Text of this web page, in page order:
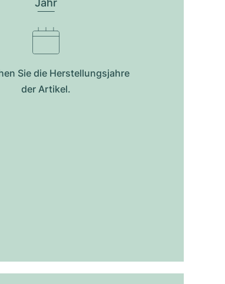
Jahr
Sie die Herstellungsjahre
der Artikel.